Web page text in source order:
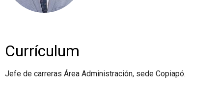
Currículum
Jefe de carreras Área Administración, sede Copiapó.